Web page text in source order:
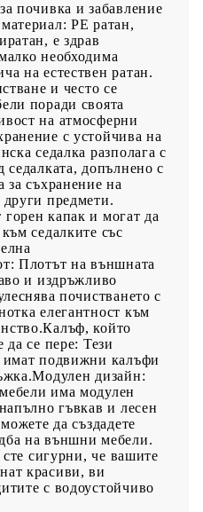
почивка и забавление
PE ратан,
е здрав
необходима
на естествен ратан.
и често се
поради своята
на атмосферни
с устойчива на
седалка разполага с
седалката, допълнено с
за съхранение на
предмети.
капак и могат да
седалките със
Плотът на външната
и издръжливо
почистването с
елегантност към
който
се пере: Тези
имат подвижни калъфи
дизайн:
има модулен
гъвкав и лесен
да създадете
на външни мебели.
сигурни, че вашите
красиви, ви
с водоустойчиво